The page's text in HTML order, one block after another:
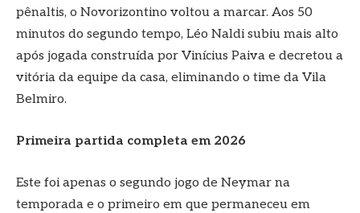
pênaltis, o Novorizontino voltou a marcar. Aos 50
minutos do segundo tempo, Léo Naldi subiu mais alto
após jogada construída por Vinícius Paiva e decretou a
vitória da equipe da casa, eliminando o time da Vila
Belmiro.
Primeira partida completa em 2026
Este foi apenas o segundo jogo de Neymar na
temporada e o primeiro em que permaneceu em